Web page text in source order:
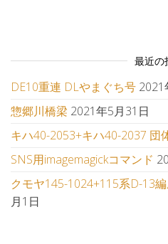
最近の
DE10重連 DLやまぐち号 2021
惣郷川橋梁 2021年5月31日
キハ40-2053+キハ40-2037 団
SNS用imagemagickコマンド
クモヤ145-1024+115系D-13
月1日